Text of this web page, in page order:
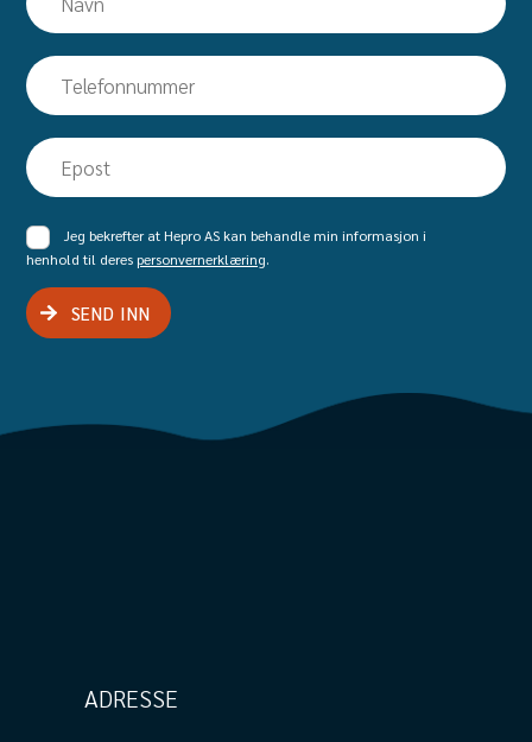
Telefon
Epost
Samtykke
Jeg bekrefter at Hepro AS kan behandle min informasjon i
henhold til deres personvernerklæring.
ADRESSE